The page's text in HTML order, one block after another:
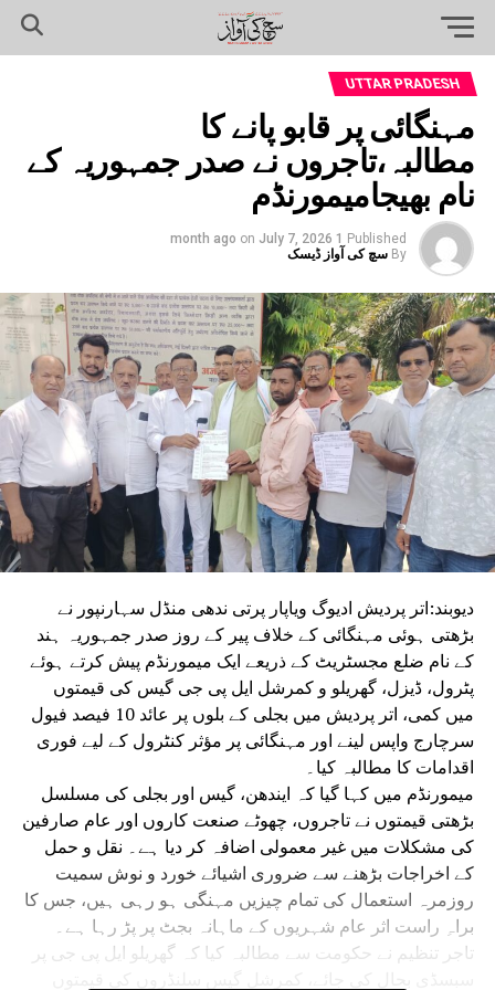
UTTAR PRADESH
مہنگائی پر قابو پانے کا
مطالبہ،تاجروں نے صدر جمہوریہ کے
نام بھیجامیمورنڈم
Published
1 month ago
on July 7, 2026
By سچ کی آواز ڈیسک
دیوبند:اتر پردیش ادیوگ ویاپار پرتی ندھی منڈل سہارنپور نے
بڑھتی ہوئی مہنگائی کے خلاف پیر کے روز صدر جمہوریہ ہند
کے نام ضلع مجسٹریٹ کے ذریعے ایک میمورنڈم پیش کرتے ہوئے
پٹرول، ڈیزل، گھریلو و کمرشل ایل پی جی گیس کی قیمتوں
میں کمی، اتر پردیش میں بجلی کے بلوں پر عائد 10 فیصد فیول
سرچارج واپس لینے اور مہنگائی پر مؤثر کنٹرول کے لیے فوری
اقدامات کا مطالبہ کیا۔
میمورنڈم میں کہا گیا کہ ایندھن، گیس اور بجلی کی مسلسل
بڑھتی قیمتوں نے تاجروں، چھوٹے صنعت کاروں اور عام صارفین
کی مشکلات میں غیر معمولی اضافہ کر دیا ہے۔ نقل و حمل
کے اخراجات بڑھنے سے ضروری اشیائے خورد و نوش سمیت
روزمرہ استعمال کی تمام چیزیں مہنگی ہو رہی ہیں، جس کا
براہِ راست اثر عام شہریوں کے ماہانہ بجٹ پر پڑ رہا ہے۔
تاجر تنظیم نے حکومت سے مطالبہ کیا کہ گھریلو ایل پی جی پر